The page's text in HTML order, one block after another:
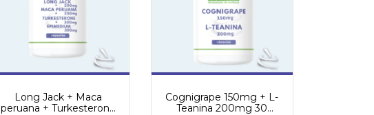
Long Jack + Maca
peruana + Turkesterone
Cognigrape 150mg + L-
Teanina 200mg 30